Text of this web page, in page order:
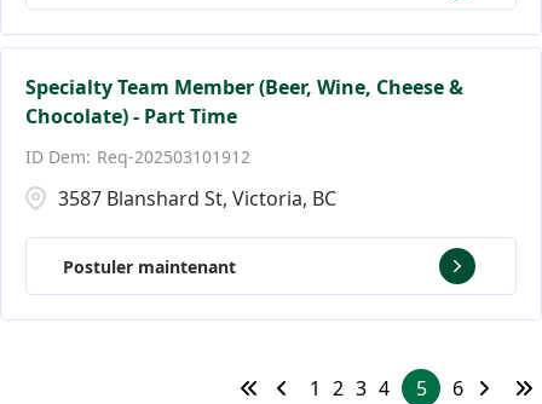
Specialty Team Member (Beer, Wine, Cheese &
Chocolate) - Part Time
Req-202503101912
3587 Blanshard St, Victoria, BC
Postuler maintenant
1 2 3 4 5 6